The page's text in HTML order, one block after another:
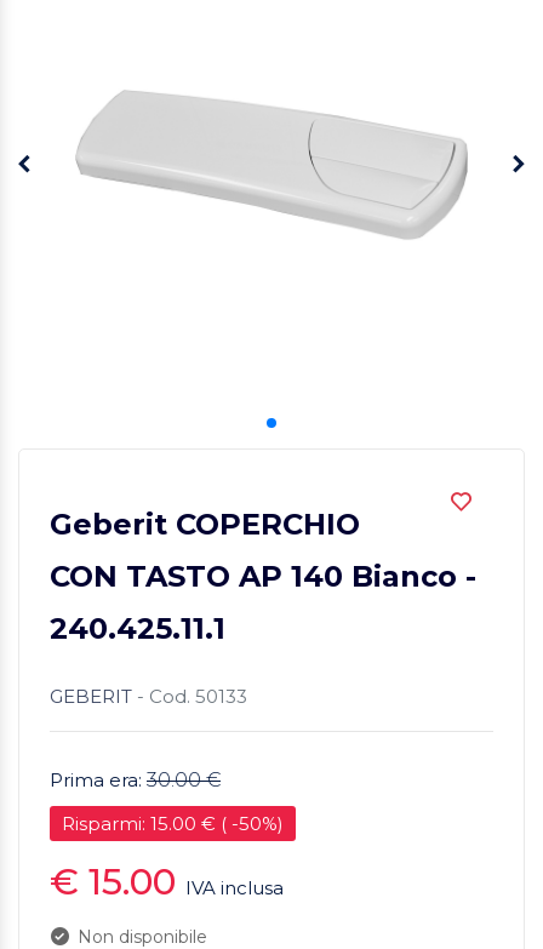
Geberit COPERCHIO
CON TASTO AP 140 Bianco -
240.425.11.1
GEBERIT - Cod. 50133
Prima era: 30.00 €
Risparmi: 15.00 € ( -50%)
€ 15.00 IVA inclusa
Non disponibile